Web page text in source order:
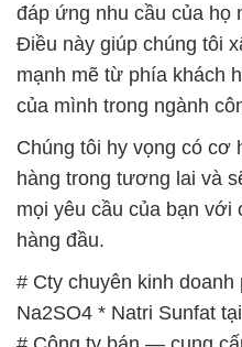
đáp ứng nhu cầu của họ
Điều này giúp chúng tôi
mạnh mẽ từ phía khách
của mình trong ngành
Chúng tôi hy vọng có cơ
hàng trong tương lai và
mọi yêu cầu của bạn với
hàng đầu.
# Cty chuyên kinh
Na2SO4 * Natri Sunfat